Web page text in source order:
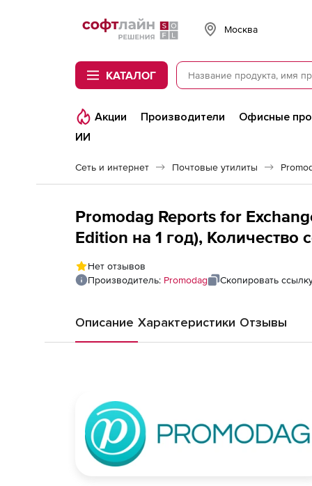
Softline
Москва
КАТАЛОГ
Акции Производители Офисные
ИИ
Сеть и интернет Почтовые утилиты
Promodag Reports for
Edition на 1 год), Количество
Нет отзывов
Производитель: Promodag Скопировать
Описание Характеристики Отзывы